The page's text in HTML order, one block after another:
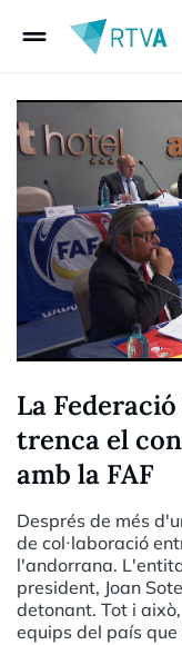
drag_handle
La
trenca el
amb la FAF
Després de més
de col·laboració
l'andorrana.
president, Joan
detonant. Tot i
equips del país